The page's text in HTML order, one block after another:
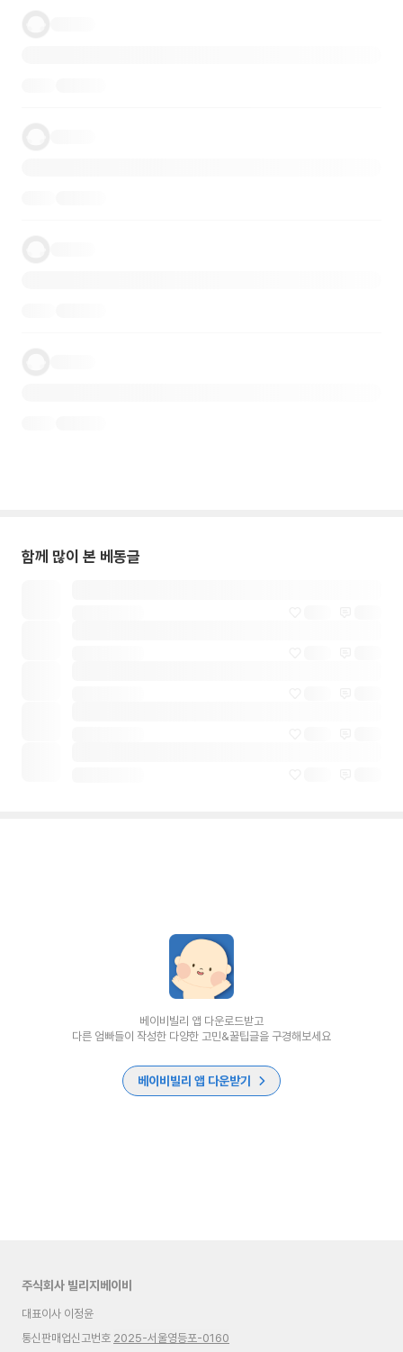
함께 많이 본 베동글
베이비빌리 앱 다운로드받고
다른 엄빠들이 작성한 다양한 고민&꿀팁글을 구경해보세요
베이비빌리 앱 다운받기
주식회사 빌리지베이비
대표이사 이정윤
통신판매업신고번호 2025-서울영등포-0160